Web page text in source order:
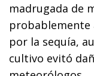
madrugada de
probablemente
por la sequía,
cultivo evitó